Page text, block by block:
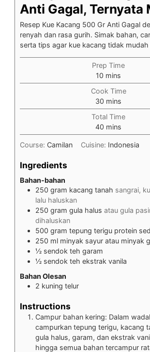
Anti Gagal, Ternyata
Resep Kue Kacang 500 Gr Anti Gagal
renyah dan rasa gurih. Simak bahan,
serta tips agar kue kacang tidak mudah
Prep Time
10 minutes
mins
Cook Time
30 minutes
mins
Total Time
40 minutes
mins
Course: Camilan Cuisine: Indonesia
Ingredients
Bahan-bahan
250 gram kacang tanah sangrai,
lalu haluskan
250 gram gula halus atau gula
dihaluskan
500 gram tepung terigu protein
250 ml minyak sayur atau minyak
½ sendok teh garam
½ sendok teh ekstrak vanila
Bahan Olesan
2 kuning telur
Instructions
Campur bahan kering: Dalam
campurkan tepung terigu, kacang
gula halus, garam, dan ekstrak
hingga semua bahan tercampur